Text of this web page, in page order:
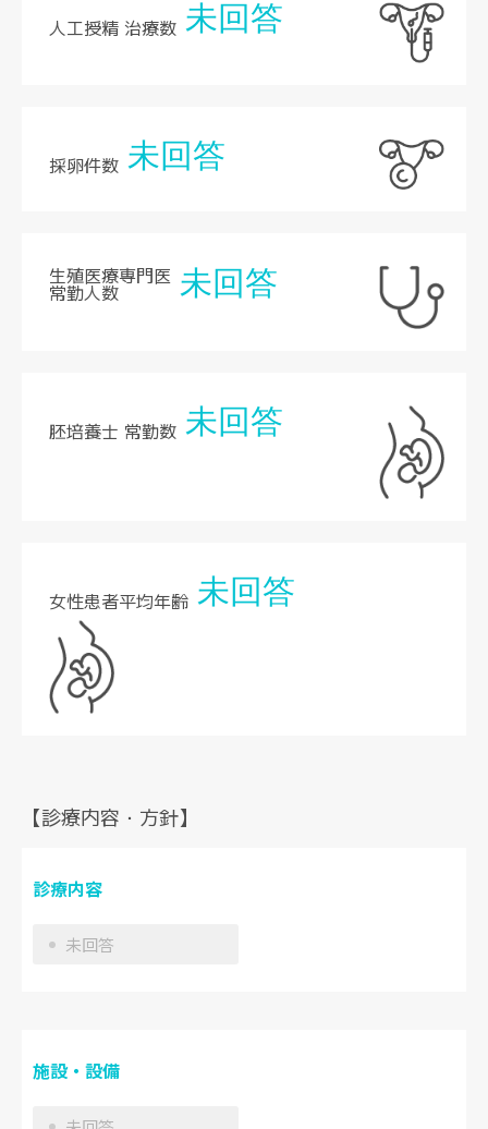
人工授精 治療数 未回答
採卵件数 未回答
生殖医療専門医
常勤人数 未回答
胚培養士 常勤数 未回答
女性患者平均年齢 未回答
【診療内容・方針】
診療内容
未回答
施設・設備